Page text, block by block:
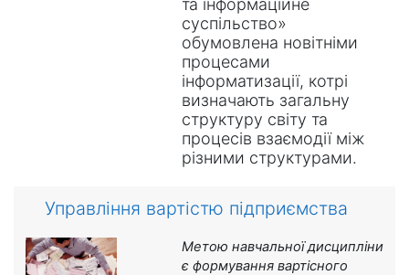
та інформаційне
суспільство»
обумовлена новітніми
процесами
інформатизації, котрі
визначають загальну
структуру світу та
процесів взаємодії між
різними структурами.
Управління вартістю підприємства
Метою навчальної дисципліни
є формування вартісного